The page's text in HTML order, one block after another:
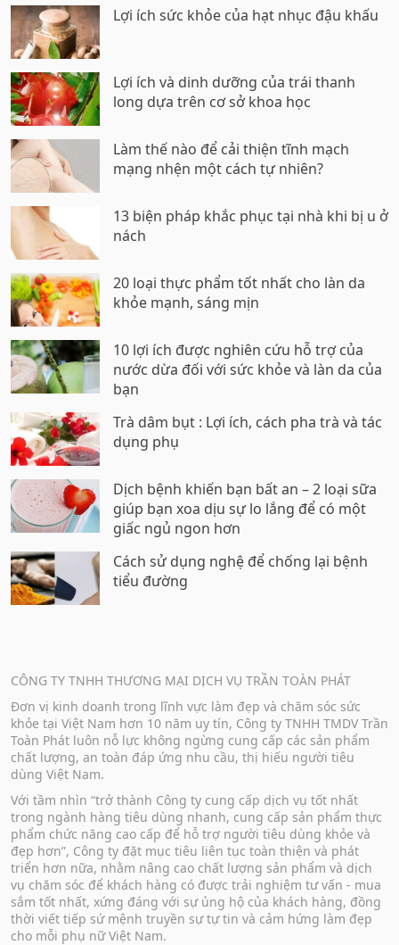
Lợi ích sức khỏe của hạt nhục đậu khấu
Lợi ích và dinh dưỡng của trái thanh
long dựa trên cơ sở khoa học
Làm thế nào để cải thiện tĩnh mạch
mạng nhện một cách tự nhiên?
13 biện pháp khắc phục tại nhà khi bị u ở
nách
20 loại thực phẩm tốt nhất cho làn da
khỏe mạnh, sáng mịn
10 lợi ích được nghiên cứu hỗ trợ của
nước dừa đối với sức khỏe và làn da của
bạn
Trà dâm bụt : Lợi ích, cách pha trà và tác
dụng phụ
Dịch bệnh khiến bạn bất an – 2 loại sữa
giúp bạn xoa dịu sự lo lắng để có một
giấc ngủ ngon hơn
Cách sử dụng nghệ để chống lại bệnh
tiểu đường
CÔNG TY TNHH THƯƠNG MẠI DỊCH VỤ TRẦN TOÀN PHÁT
Đơn vị kinh doanh trong lĩnh vực làm đẹp và chăm sóc sức
khỏe tại Việt Nam hơn 10 năm uy tín, Công ty TNHH TMDV Trần
Toàn Phát luôn nỗ lực không ngừng cung cấp các sản phẩm
chất lượng, an toàn đáp ứng nhu cầu, thị hiếu người tiêu
dùng Việt Nam.
Với tầm nhìn “trở thành Công ty cung cấp dịch vụ tốt nhất
trong ngành hàng tiêu dùng nhanh, cung cấp sản phẩm thực
phẩm chức năng cao cấp để hỗ trợ người tiêu dùng khỏe và
đẹp hơn”, Công ty đặt mục tiêu liên tục toàn thiện và phát
triển hơn nữa, nhằm nâng cao chất lượng sản phẩm và dịch
vụ chăm sóc để khách hàng có được trải nghiệm tư vấn - mua
sắm tốt nhất, xứng đáng với sự ủng hộ của khách hàng, đồng
thời viết tiếp sứ mệnh truyền sự tự tin và cảm hứng làm đẹp
cho mỗi phụ nữ Việt Nam.